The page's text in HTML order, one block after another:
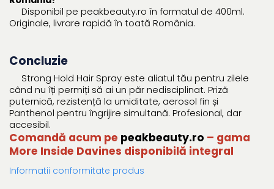
Disponibil pe peakbeauty.ro în formatul de 400ml.
Originale, livrare rapidă în toată România.
Concluzie
Strong Hold Hair Spray este aliatul tău pentru zilele
când nu îți permiți să ai un păr nedisciplinat. Priză
puternică, rezistență la umiditate, aerosol fin și
Panthenol pentru îngrijire simultană. Profesional, dar
accesibil.
Comandă acum pe peakbeauty.ro – gama
More Inside Davines disponibilă integral
Informatii conformitate produs